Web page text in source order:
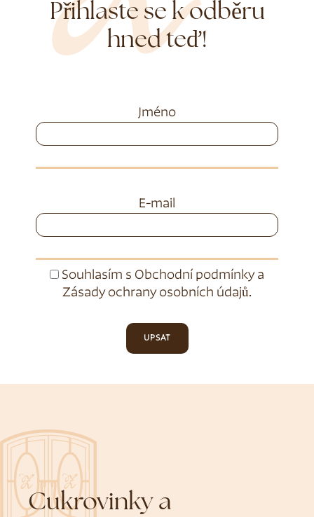
Přihlaste se k odběru
hned teď!
Jméno
E-mail
Souhlasím s Obchodní podmínkya
Zásady ochrany osobních údajů.
UPSAT
Cukrovinky a